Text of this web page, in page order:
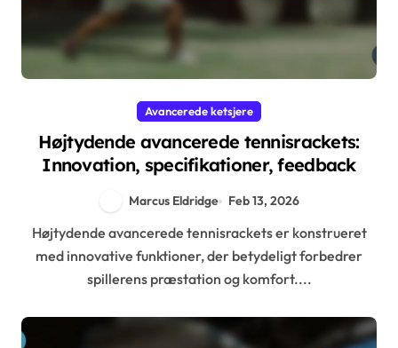
Avancerede ketsjere
Højtydende avancerede tennisrackets:
Innovation, specifikationer, feedback
Marcus Eldridge Feb 13, 2026
Højtydende avancerede tennisrackets er konstrueret
med innovative funktioner, der betydeligt forbedrer
spillerens præstation og komfort....